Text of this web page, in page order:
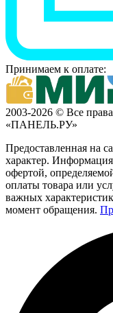
Принимаем к оплате:
2003-2026 © Все
«ПАНЕЛЬ.РУ»
Предоставленная на
характер.
офертой,
оплаты товара или
важных
момент обращения.